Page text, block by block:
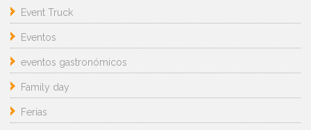
Event Truck
Eventos
eventos gastronómicos
Family day
Ferias